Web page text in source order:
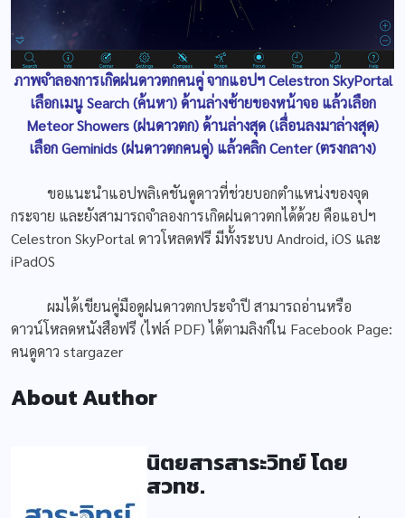
ภาพจำลองการเกิดฝนดาวตกคนคู่ จากแอปฯ Celestron SkyPortal
เลือกเมนู Search (ค้นหา) ด้านล่างซ้ายของหน้าจอ แล้วเลือก
Meteor Showers (ฝนดาวตก) ด้านล่างสุด (เลื่อนลงมาล่างสุด)
เลือก Geminids (ฝนดาวตกคนคู่) แล้วคลิก Center (ตรงกลาง)
ขอแนะนำแอปพลิเคชันดูดาวที่ช่วยบอกตำแหน่งของจุด
กระจาย และยังสามารถจำลองการเกิดฝนดาวตกได้ด้วย คือแอปฯ
Celestron SkyPortal ดาวโหลดฟรี มีทั้งระบบ Android, iOS และ
iPadOS
ผมได้เขียนคู่มือดูฝนดาวตกประจำปี สามารถอ่านหรือ
ดาวน์โหลดหนังสือฟรี (ไฟล์ PDF) ได้ตามลิงก์ใน Facebook Page:
คนดูดาว stargazer
About Author
นิตยสารสาระวิทย์ โดย
สวทช.